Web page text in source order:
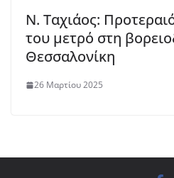
Ν. Ταχιάος:
του μετρό στη
Θεσσαλονίκη
26 Μαρτίου 2025